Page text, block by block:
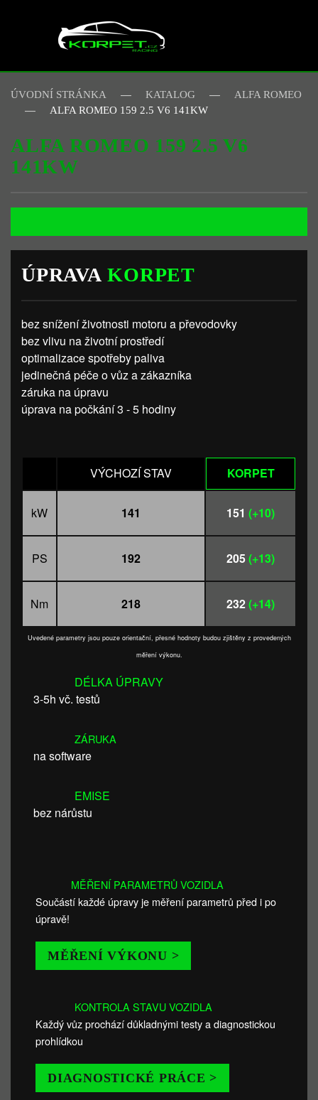
Skip to main content
ÚVODNÍ STRÁNKA KATALOG
ALFA ROMEO
ALFA ROMEO 159 2.5 V6 141KW
ALFA ROMEO 159 2.5 V6
141KW
ÚPRAVAKORPET
bez snížení životnosti motoru a převodovky
bez vlivu na životní prostředí
optimalizace spotřeby paliva
jedinečná péče o vůz a zákazníka
záruka na úpravu
úprava na počkání 3 - 5 hodiny
VÝCHOZÍ STAV KORPET
kW 141 151 (+10)
PS 192 205(+13)
Nm 218 232(+14)
Uvedené parametry jsou pouze orientační, přesné hodnoty budou zjištěny z provedených
měření výkonu.
DÉLKA ÚPRAVY
3-5h vč. testů
ZÁRUKA
na software
EMISE
bez nárůstu
MĚŘENÍ PARAMETRŮ VOZIDLA
Součástí každé úpravy je měření parametrů před i po
úpravě!
MĚŘENÍ VÝKONU >
KONTROLA STAVU VOZIDLA
Každý vůz prochází důkladnými testy a diagnostickou
prohlídkou
DIAGNOSTICKÉ PRÁCE >